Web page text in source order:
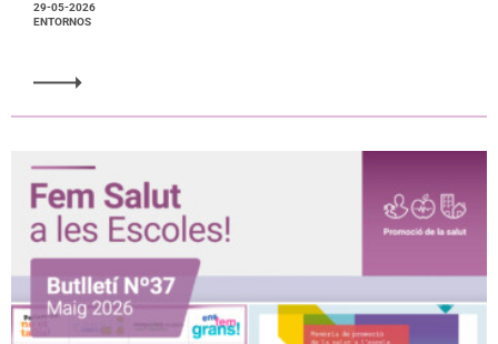
29-05-2026
ENTORNOS